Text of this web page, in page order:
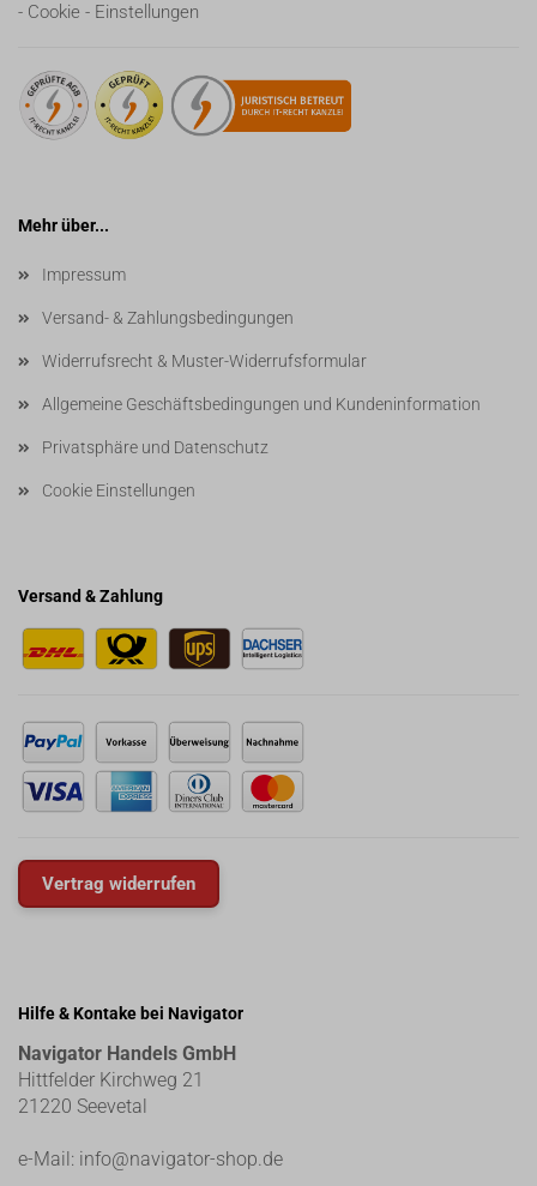
- Cookie - Einstellungen
Mehr über...
Impressum
Versand- & Zahlungsbedingungen
Widerrufsrecht & Muster-Widerrufsformular
Allgemeine Geschäftsbedingungen und Kundeninformation
Privatsphäre und Datenschutz
Cookie Einstellungen
Versand & Zahlung
Vertrag widerrufen
Hilfe & Kontake bei Navigator
Navigator Handels GmbH
Hittfelder Kirchweg 21
21220 Seevetal
e-Mail: info@navigator-shop.de